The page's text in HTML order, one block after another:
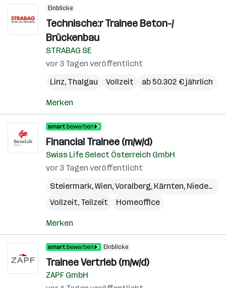
Einblicke
Technische:r Trainee Beton-/
Brückenbau
STRABAG SE
vor 3 Tagen veröffentlicht
Linz, Thalgau Vollzeit ab 50.302 € jährlich
Merken
Financial Trainee (m/w/d)
Swiss Life Select Österreich GmbH
vor 3 Tagen veröffentlicht
Steiermark,Wien,Voralberg, Kärnten, Niederösterreich
Vollzeit, Teilzeit
Homeoffice
Merken
Einblicke
Trainee Vertrieb (m/w/d)
ZAPF GmbH